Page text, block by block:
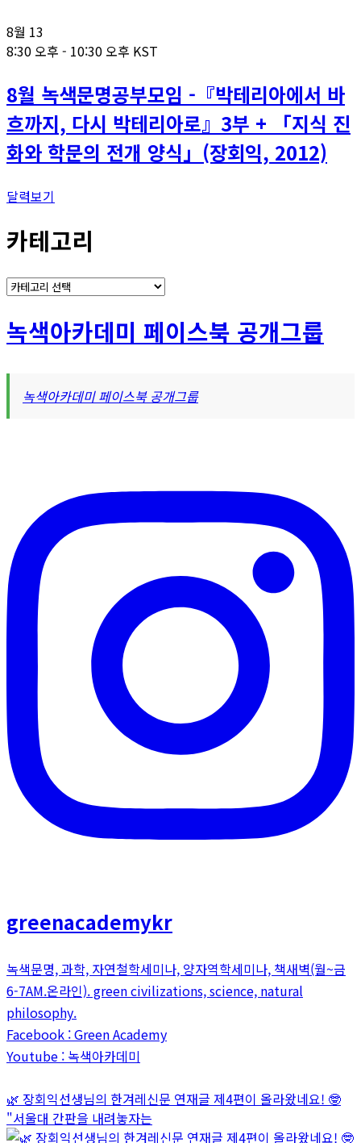
8월 13
8:30 오후 - 10:30 오후 KST
8월 녹색문명공부모임 -『박테리아에서 바
흐까지, 다시 박테리아로』3부 + 「지식 진
화와 학문의 전개 양식」(장회익, 2012)
달력보기
카테고리
카
고
리
녹색아카데미 페이스북 공개그룹
녹색아카데미 페이스북 공개그룹
greenacademykr
녹색문명, 과학, 자연철학세미나, 양자역학세미나, 책새벽(월~금
6-7AM.온라인). green civilizations, science, natural
philosophy.
Facebook : Green Academy
Youtube : 녹색아카데미
🌿 장회익선생님의 한겨레신문 연재글 제4편이 올라왔네요! 🤓
"서울대 간판을 내려놓자는